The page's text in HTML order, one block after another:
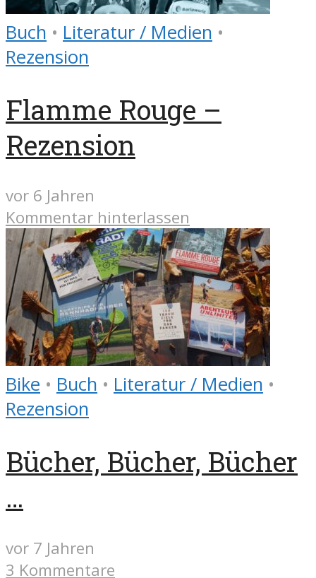
Buch • Literatur / Medien •
Rezension
Flamme Rouge –
Rezension
vor 6 Jahren
Kommentar hinterlassen
Bike • Buch • Literatur / Medien •
Rezension
Bücher, Bücher, Bücher
…
vor 7 Jahren
3 Kommentare